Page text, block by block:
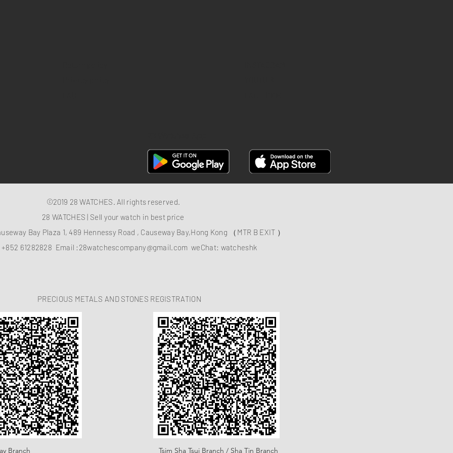
©2019 28 WATCHES. All rights reserved.
28 WATCHES | Sell your watch in best price
Bay Plaza 1, 489 Hennessy Road , Causeway Bay,Hong Kong （MTR B EXIT ）
+852 61282828 Email : 28watchescompany@gmail.com weChat: watcheshk
PRECIOUS METALS AND STONES REGISTRATION
Branch Tsim Sha Tsui Branch / Sha Tin Branch